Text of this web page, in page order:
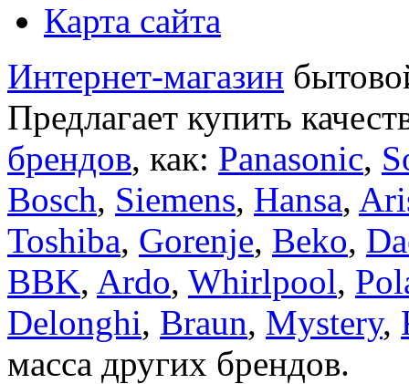
Карта сайта
Интернет-магазин
Предлагает купить
брендов, как: Panasonic,
Bosch, Siemens, Hansa,
Toshiba, Gorenje, Beko,
BBK, Ardo, Whirlpool,
Delonghi, Braun, Mystery,
масса других брендов.